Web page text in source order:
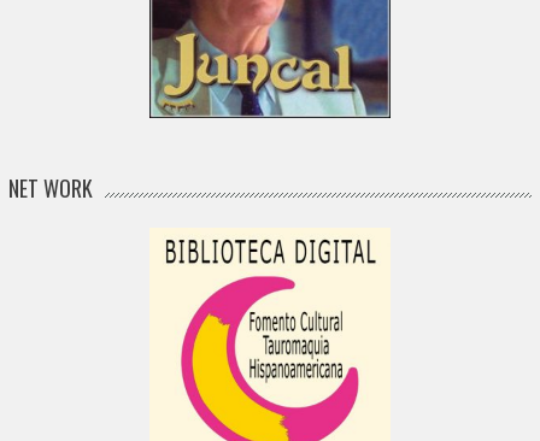
NET WORK